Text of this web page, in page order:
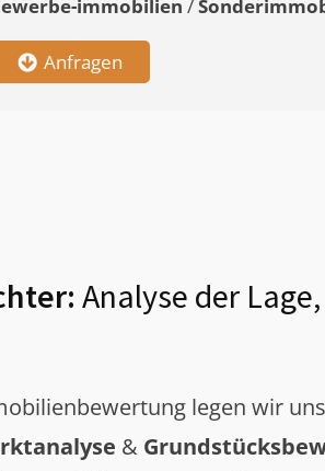
immobilien /
Anfragen
Analyse der
legen wir
&